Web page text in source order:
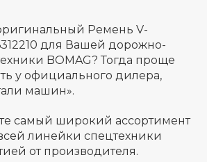
Ремень V-
для Вашей дорожно-
BOMAG? Тогда проще
у официального дилера,
машин».
самый широкий ассортимент
линейки спецтехники
от производителя.